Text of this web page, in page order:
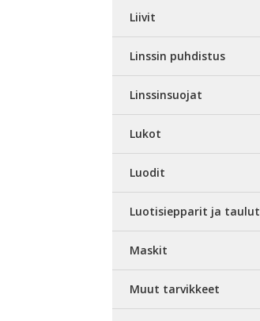
Liivit
Linssin puhdistus
Linssinsuojat
Lukot
Luodit
Luotisiepparit ja taulut
Maskit
Muut tarvikkeet